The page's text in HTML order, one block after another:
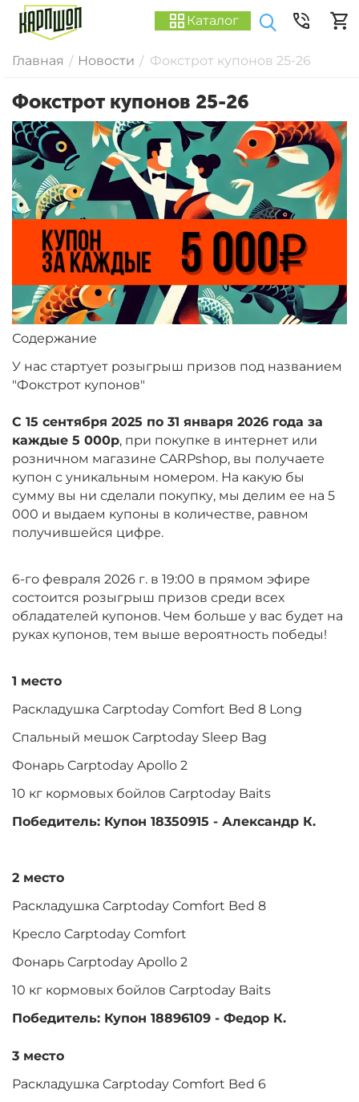
Каталог
Главная / Новости / Фокстрот купонов 25-26
Фокстрот купонов 25-26
Содержание
У нас стартует розыгрыш призов под названием
"Фокстрот купонов"
С 15 сентября 2025 по 31 января 2026 года за
каждые 5 000р, при покупке в интернет или
розничном магазине CARPshop, вы получаете
купон с уникальным номером. На какую бы
сумму вы ни сделали покупку, мы делим ее на 5
000 и выдаем купоны в количестве, равном
получившейся цифре.
6-го февраля 2026 г. в 19:00 в прямом эфире
состоится розыгрыш призов среди всех
обладателей купонов. Чем больше у вас будет на
руках купонов, тем выше вероятность победы!
1 место
Раскладушка Carptoday Comfort Bed 8 Long
Спальный мешок Carptoday Sleep Bag
Фонарь Carptoday Apollo 2
10 кг кормовых бойлов Carptoday Baits
Победитель: Купон 18350915 - Александр К.
2 место
Раскладушка Carptoday Comfort Bed 8
Кресло Carptoday Comfort
Фонарь Carptoday Apollo 2
10 кг кормовых бойлов Carptoday Baits
Победитель: Купон 18896109 - Федор К.
3 место
Раскладушка Carptoday Comfort Bed 6